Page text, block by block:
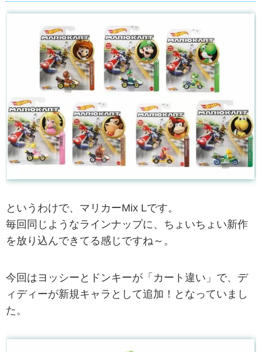
というわけで、マリカーMix Lです。
毎回同じようなラインナップに、ちょいちょい新作
を放り込んできてる感じですね～。
今回はヨッシーとドンキーが「カート違い」で、デ
ィディーが新規キャラとして追加！となっていまし
た。